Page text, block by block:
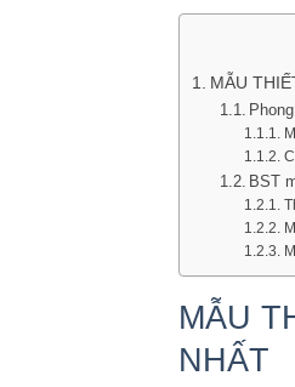
MẪU
BST
MẪU
NHẤT